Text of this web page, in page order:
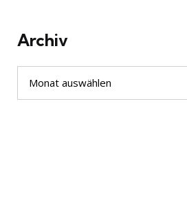
Archiv
Archiv